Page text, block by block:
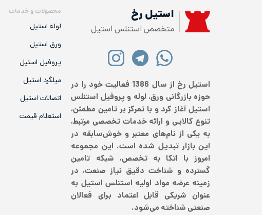
استیل رخ
متخصص استنلس استیل
استیل رخ از سال 1386 فعالیت خود را در
حوزه بازرگانی ورق، لوله و پروفیل استنلس
استیل آغاز کرد و با تمرکز بر تامین مطمئن،
تنوع کالایی و ارائه خدمات تخصصی مرتبط،
به یکی از نام‌های معتبر و خوش‌سابقه در
این بازار تبدیل شده است. این مجموعه
امروز با اتکا به تخصص، شبکه تامین
گسترده و شناخت دقیق نیاز صنعت، در
زمینه عرضه مواد اولیه استنلس استیل به
عنوان شریکی قابل اعتماد برای فعالان
صنعتی شناخته می‌شود.
محصولات و خدمات
لوله استیل
ورق استیل
پروفیل استیل
میلگرد استیل
اتصالات استیل
استعلام قیمت